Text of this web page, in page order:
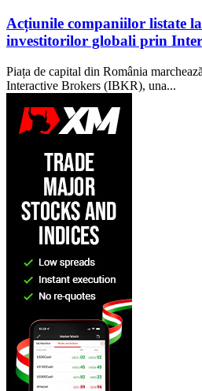
Acțiunile companiilor listate
investitorilor globali prin
Piața de capital din România
Interactive Brokers (IBKR), una...